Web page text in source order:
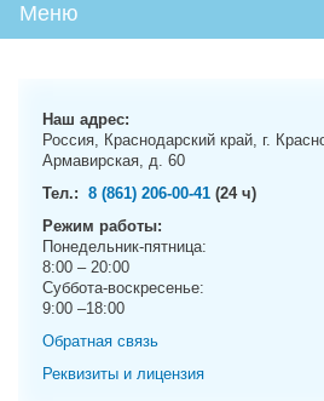
Меню
Наш адрес:
Россия, Краснодарский край, г.
Армавирская, д. 60
Тел.: 8 (861) 206-00-41 (24 ч)
Режим работы:
Понедельник-пятница:
8:00 – 20:00
Суббота-воскресенье:
9:00 –18:00
Обратная связь
Реквизиты и лицензия